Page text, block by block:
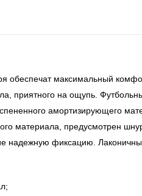
обеспечат максимальный
приятного на ощупь.
амортизирующего
материала, предусмотрен
надежную фиксацию.